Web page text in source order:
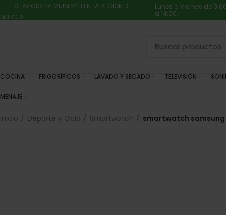
SERVICIO PREMIUM 24H EN LA REGIÓN DE
MURCIA
Lunes a Viernes de
a 14:00.
COCINA FRIGORÍFICOS LAVADO Y SECADO TELEVISIÓN
MENAJE
Inicio Deporte y Ocio Smartwatch smartwatch